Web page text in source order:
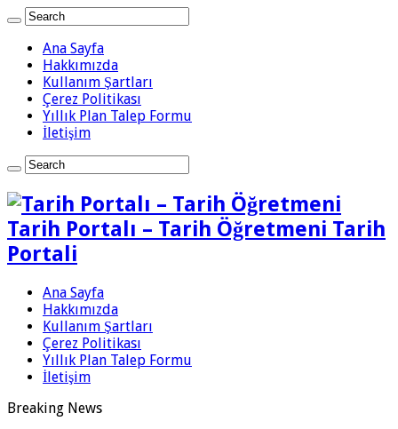
Ana Sayfa
Hakkımızda
Kullanım Şartları
Çerez Politikası
Yıllık Plan Talep Formu
İletişim
Tarih Portalı – Tarih Öğretmeni Tarih
Portali
Ana Sayfa
Hakkımızda
Kullanım Şartları
Çerez Politikası
Yıllık Plan Talep Formu
İletişim
Breaking News